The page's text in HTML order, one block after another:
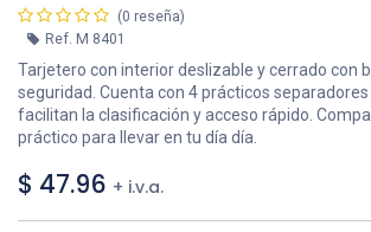
(0 reseña)
Ref. M 8401
Tarjetero con interior deslizable y cerrado con
seguridad. Cuenta con 4 prácticos
facilitan la clasificación y acceso rápido.
práctico para llevar en tu día día.
$ 47.96 + i.v.a.